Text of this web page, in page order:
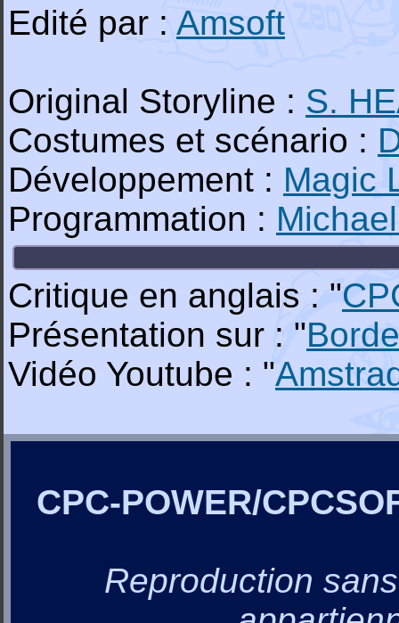
Edité par : Amsoft
Original Storyline : S.
Costumes et scénario :
Développement : Magic
Programmation :
Critique en anglais : "
Présentation sur : "
Vidéo Youtube : "
CPC-POWER/
Reproduction